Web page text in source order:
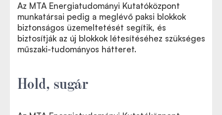
Az MTA Energiatudományi Kutatóközpont
munkatársai pedig a meglévő paksi blokkok
biztonságos üzemeltetését segítik, és
biztosítják az új blokkok létesítéséhez szükséges
műszaki-tudományos hátteret.
Hold, sugár